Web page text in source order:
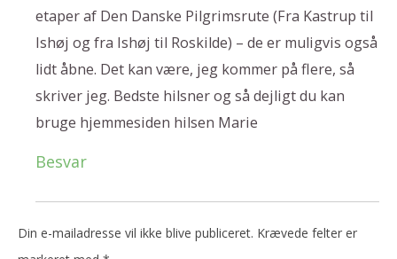
etaper af Den Danske Pilgrimsrute (Fra Kastrup til
Ishøj og fra Ishøj til Roskilde) – de er muligvis også
lidt åbne. Det kan være, jeg kommer på flere, så
skriver jeg. Bedste hilsner og så dejligt du kan
bruge hjemmesiden hilsen Marie
Besvar
Din e-mailadresse vil ikke blive publiceret. Krævede felter er